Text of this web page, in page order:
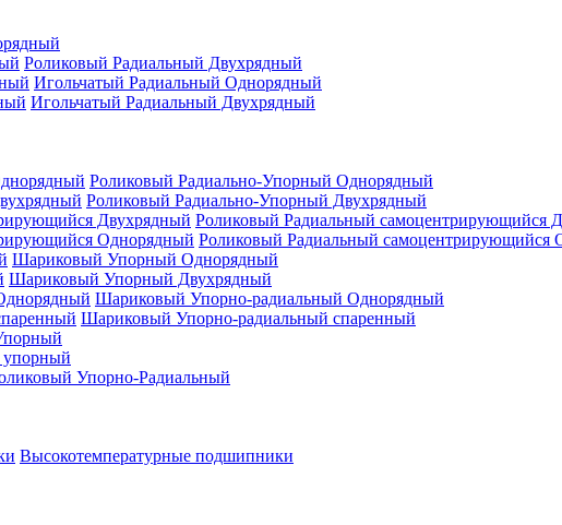
Роликовый Радиальный Двухрядный
Игольчатый Радиальный Однорядный
Игольчатый Радиальный Двухрядный
Роликовый Радиально-Упорный Однорядный
Роликовый Радиально-Упорный Двухрядный
Роликовый Радиальный самоцентрирующийся
Роликовый Радиальный самоцентрирующийся
Шариковый Упорный Однорядный
Шариковый Упорный Двухрядный
Шариковый Упорно-радиальный Однорядный
Шариковый Упорно-радиальный спаренный
упорный
Упорно-Радиальный
Высокотемпературные подшипники